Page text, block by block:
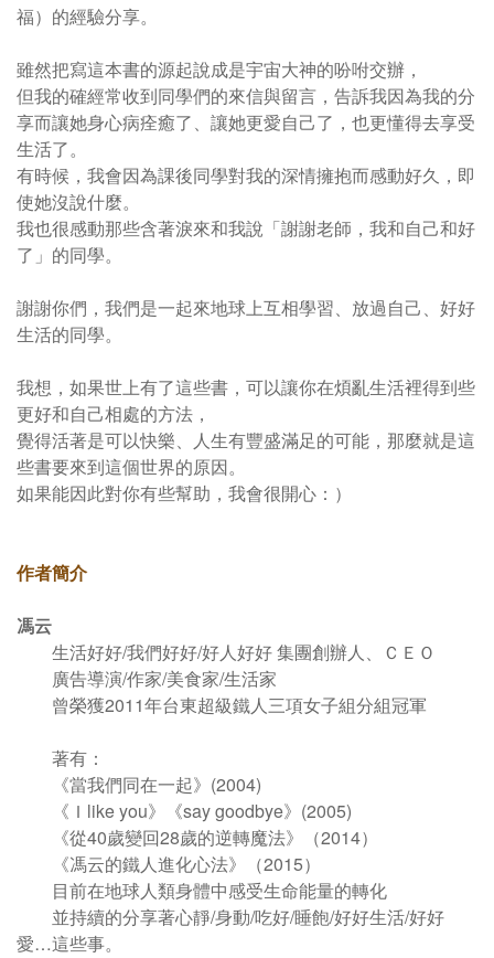
福）的經驗分享。
雖然把寫這本書的源起說成是宇宙大神的吩咐交辦，
但我的確經常收到同學們的來信與留言，告訴我因為我的分
享而讓她身心病痊癒了、讓她更愛自己了，也更懂得去享受
生活了。
有時候，我會因為課後同學對我的深情擁抱而感動好久，即
使她沒說什麼。
我也很感動那些含著淚來和我說「謝謝老師，我和自己和好
了」的同學。
謝謝你們，我們是一起來地球上互相學習、放過自己、好好
生活的同學。
我想，如果世上有了這些書，可以讓你在煩亂生活裡得到些
更好和自己相處的方法，
覺得活著是可以快樂、人生有豐盛滿足的可能，那麼就是這
些書要來到這個世界的原因。
如果能因此對你有些幫助，我會很開心：）
作者簡介
馮云
生活好好/我們好好/好人好好 集團創辦人、ＣＥＯ
廣告導演/作家/美食家/生活家
曾榮獲2011年台東超級鐵人三項女子組分組冠軍
著有：
《當我們同在一起》(2004)
《Ｉlike you》《say goodbye》(2005)
《從40歲變回28歲的逆轉魔法》（2014）
《馮云的鐵人進化心法》（2015）
目前在地球人類身體中感受生命能量的轉化
並持續的分享著心靜/身動/吃好/睡飽/好好生活/好好
愛…這些事。